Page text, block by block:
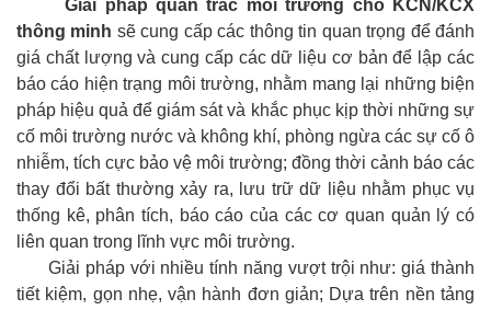
Giải pháp quan trắc môi trường cho KCN/KCX
thông minh sẽ cung cấp các thông tin quan trọng để đánh
giá chất lượng và cung cấp các dữ liệu cơ bản để lập các
báo cáo hiện trạng môi trường, nhằm mang lại những biện
pháp hiệu quả để giám sát và khắc phục kịp thời những sự
cố môi trường nước và không khí, phòng ngừa các sự cố ô
nhiễm, tích cực bảo vệ môi trường; đồng thời cảnh báo các
thay đổi bất thường xảy ra, lưu trữ dữ liệu nhằm phục vụ
thống kê, phân tích, báo cáo của các cơ quan quản lý có
liên quan trong lĩnh vực môi trường.
Giải pháp với nhiều tính năng vượt trội như: giá thành
tiết kiệm, gọn nhẹ, vận hành đơn giản; Dựa trên nền tảng